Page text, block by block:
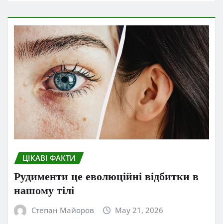
ЦІКАВІ ФАКТИ
Рудименти це еволюційні відбитки в
нашому тілі
Степан Майоров May 21, 2026